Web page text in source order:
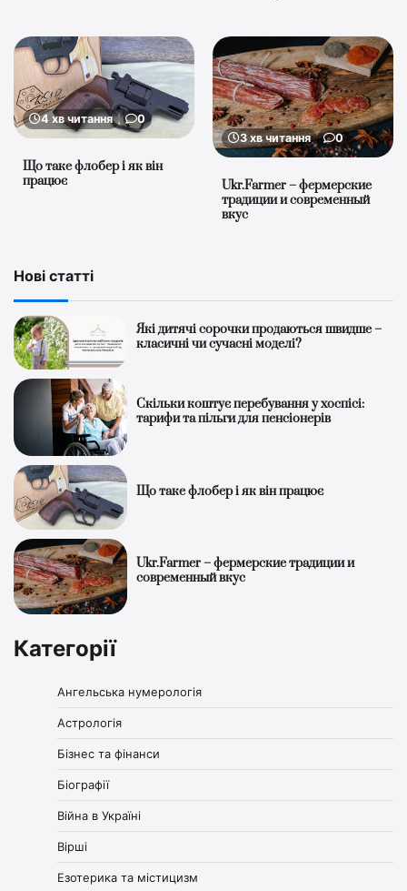
4 хв читання 0
Що таке флобер і як він
працює
3 хв читання 0
Ukr.Farmer – фермерские
традиции и современный
вкус
Нові статті
Які дитячі сорочки продаються швидше –
класичні чи сучасні моделі?
Скільки коштує перебування у хоспісі:
тарифи та пільги для пенсіонерів
Що таке флобер і як він працює
Ukr.Farmer – фермерские традиции и
современный вкус
Категорії
Ангельська нумерологія
Астрологія
Бізнес та фінанси
Біографії
Війна в Україні
Вірші
Езотерика та містицизм